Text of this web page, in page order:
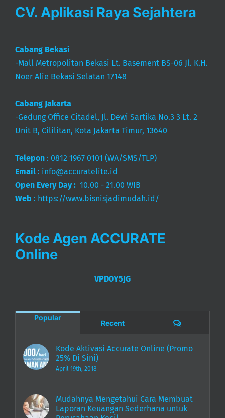
CV. Aplikasi Raya Sejahtera
Cabang Bekasi
-Mall Metropolitan Bekasi Lt. Basement BS-06 Jl. K.H.
Noer Alie Bekasi Selatan 17148
Cabang Jakarta
-Gedung Office Citadel, Jl. Dewi Sartika No.3 3 Lt. 2
Unit B, Cililitan, Kota Jakarta Timur, 13640
Telepon : 0812 1967 0101 (WA/SMS/TLP)
Email : info@accuratelite.id
Open Every Day : 10.00 - 21.00 WIB
Web : https://www.bisnisjadimudah.id/
Kode Agen ACCURATE
Online
VPD0Y5JG
Popular
Recent Comments
Kode Aktivasi Accurate Online (Promo
25% Di Sini)
April 19th, 2018
Mudahnya Mengetahui Cara Membuat
Laporan Keuangan Sederhana untuk